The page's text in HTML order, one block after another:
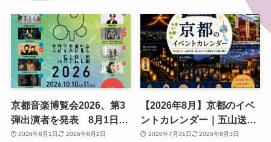
京都音楽博覧会2026、第3
弾出演者を発表 8月1日か
らチケット2次プレオーダ
2026年8月1日 2026年8月2日
【2026年8月】京都のイベ
ントカレンダー｜五山送り
火・お盆行事・夏のおでか
2026年7月31日 2026年8月3日